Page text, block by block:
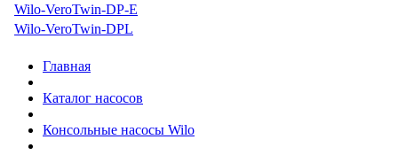
Wilo-VeroTwin-DP-E
Wilo-VeroTwin-DPL
Главная
Каталог насосов
Консольные насосы Wilo